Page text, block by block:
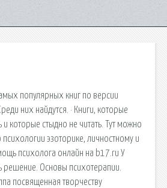
популярных книг по версии
них найдутся. · Книги, которые
и которые стыдно не читать. Тут можно
психологии эзоторике, личностному и
психолога онлайн на b17.ru У
Основы психотерапии.
посвященная творчеству